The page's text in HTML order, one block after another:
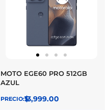
MOTO EGE60 PRO 512GB
AZUL
$
13,999.00